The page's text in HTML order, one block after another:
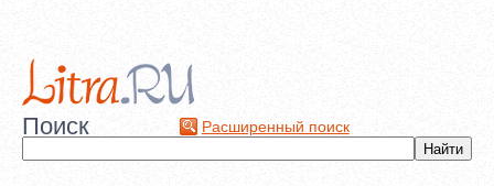
Поиск Расширенный поиск